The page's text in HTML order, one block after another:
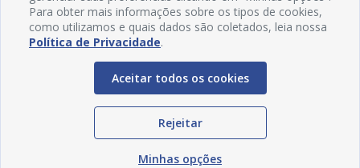
Redes Sociais
Para obter mais informações sobre os tipos de cookies,
como utilizamos e quais dados são coletados, leia nossa
Política de Privacidade.
Aceitar todos os cookies
Rejeitar
Minhas opções